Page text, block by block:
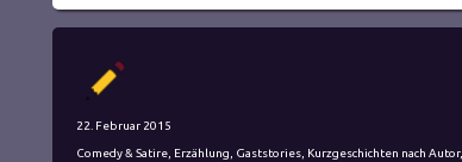
Veröffentlicht
22. Februar 2015
Kategorien
Comedy & Satire Erzählung Gaststories Kurzgeschichten nach Autor,